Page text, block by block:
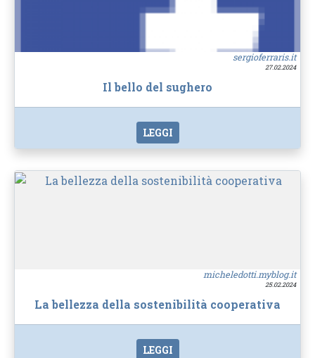
sergioferraris.it
27.02.2024
Il bello del sughero
LEGGI
micheledotti.myblog.it
25.02.2024
La bellezza della sostenibilità cooperativa
LEGGI